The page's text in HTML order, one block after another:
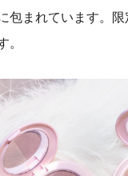
包まれています。限
。